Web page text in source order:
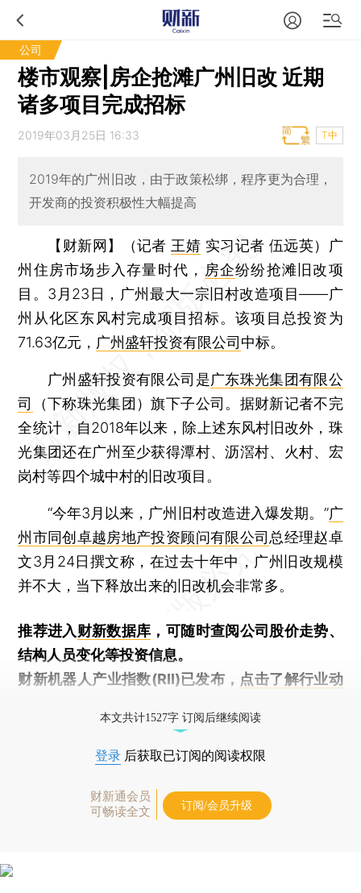
公司
楼市观察|房企抢滩广州旧改 近期
诸多项目完成招标
2019年03月25日 16:33 T中
2019年的广州旧改，由于政策松绑，程序更为合理，
开发商的投资积极性大幅提高
【财新网】（记者 王婧 实习记者 伍远英）
广
州住房市场步入存量时代， 房企纷纷抢滩旧改项
目。3月23日，广州最大一宗旧村改造项目——广
州从化区东风村完成项目招标。该项目总投资为
71.63亿元， 广州盛轩投资有限公司 中标。
广州盛轩投资有限公司是广东珠光集团有限公
司
（下称珠光集团）旗下子公司。据财新记者不完
全统计，自2018年以来，除上述东风村旧改外，珠
光集团还在广州至少获得潭村、沥滘村、火村、宏
岗村等四个城中村的旧改项目。
“今年3月以来，广州旧村改造进入爆发期。”广
州市同创卓越房地产投资顾问有限公司 总经理赵卓
文3月24日撰文称，在过去十年中，广州旧改规模
并不大，当下释放出来的旧改机会非常多。
推荐进入财新数据库 ，可随时查阅公司股价走势、
结构人员变化等投资信息。
财新机器人产业指数(RII)已发布， 点击了解行业动
本文共计1527字 订阅后继续阅读
登录 后获取已订阅的阅读权限
财新通会员
可畅读全文
订阅/会员升级